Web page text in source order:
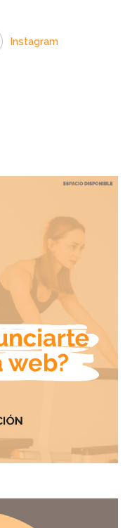
Instagram